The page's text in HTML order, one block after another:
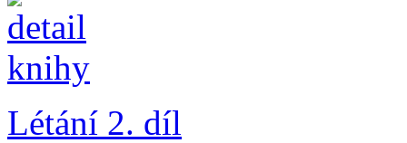
Létání 2. díl